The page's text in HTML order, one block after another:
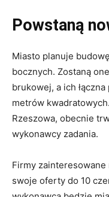
Powstaną
Miasto planuje
bocznych. Zostaną
brukowej, a ich
metrów
Rzeszowa, obecnie
wykonawcy zadania.
Firmy zainteresowane
swoje oferty do 10